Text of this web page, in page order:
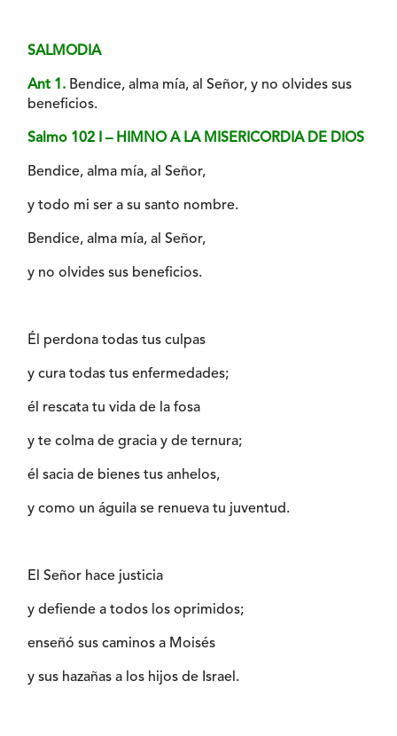
SALMODIA
Ant 1. Bendice, alma mía, al Señor, y no olvides sus
beneficios.
Salmo 102 I – HIMNO A LA MISERICORDIA DE DIOS
Bendice, alma mía, al Señor,
y todo mi ser a su santo nombre.
Bendice, alma mía, al Señor,
y no olvides sus beneficios.
Él perdona todas tus culpas
y cura todas tus enfermedades;
él rescata tu vida de la fosa
y te colma de gracia y de ternura;
él sacia de bienes tus anhelos,
y como un águila se renueva tu juventud.
El Señor hace justicia
y defiende a todos los oprimidos;
enseñó sus caminos a Moisés
y sus hazañas a los hijos de Israel.